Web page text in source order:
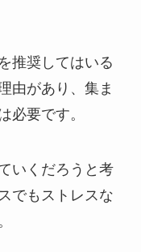
推奨してはいる
由があり、集ま
必要です。
いくだろうと考
でもストレスな